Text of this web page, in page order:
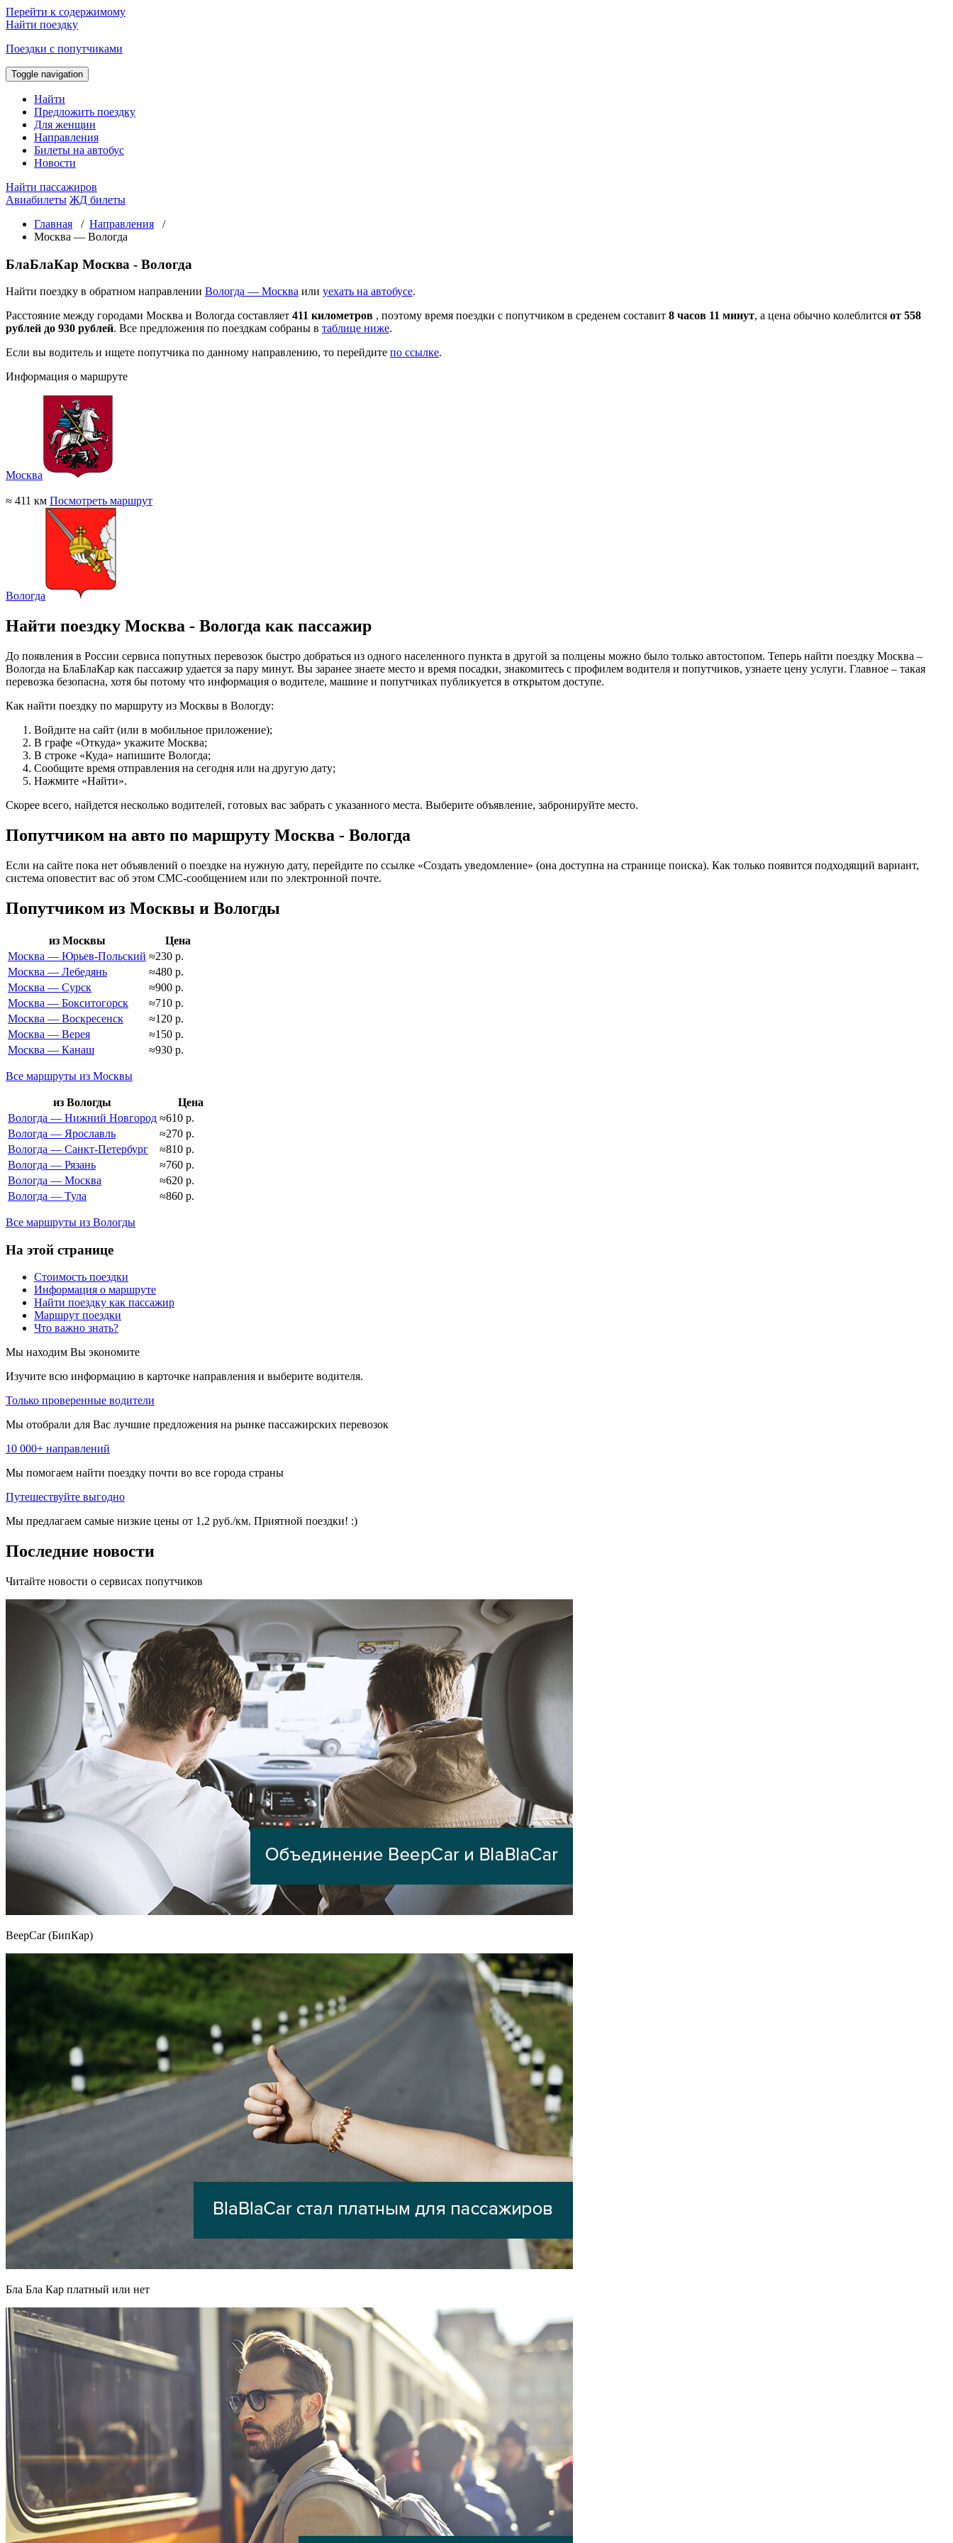
Перейти к содержимому
Найти поездку
Поездки с попутчиками
Toggle navigation
Найти
Предложить поездку
Для женщин
Направления
Билеты на автобус
Новости
Найти пассажиров
Авиабилеты ЖД билеты
Главная / Направления /
Москва — Вологда
БлаБлаКар Москва - Вологда
Найти поездку в обратном направлении Вологда — Москва или уехать на автобусе.
Расстояние между городами Москва и Вологда составляет 411 километров , поэтому время поездки с попутчиком в среденем составит 8 часов 11 минут, а цена обычно колеблится от 558
рублей до 930 рублей. Все предложения по поездкам собраны в таблице ниже.
Если вы водитель и ищете попутчика по данному направлению, то перейдите по ссылке.
Информация о маршруте
Москва
≈ 411 км Посмотреть маршрут
Вологда
Найти поездку Москва - Вологда как пассажир
До появления в России сервиса попутных перевозок быстро добраться из одного населенного пункта в другой за полцены можно было только автостопом. Теперь найти поездку Москва –
Вологда на БлаБлаКар как пассажир удается за пару минут. Вы заранее знаете место и время посадки, знакомитесь с профилем водителя и попутчиков, узнаете цену услуги. Главное – такая
перевозка безопасна, хотя бы потому что информация о водителе, машине и попутчиках публикуется в открытом доступе.
Как найти поездку по маршруту из Москвы в Вологду:
Войдите на сайт (или в мобильное приложение);
В графе «Откуда» укажите Москва;
В строке «Куда» напишите Вологда;
Сообщите время отправления на сегодня или на другую дату;
Нажмите «Найти».
Скорее всего, найдется несколько водителей, готовых вас забрать с указанного места. Выберите объявление, забронируйте место.
Попутчиком на авто по маршруту Москва - Вологда
Если на сайте пока нет объявлений о поездке на нужную дату, перейдите по ссылке «Создать уведомление» (она доступна на странице поиска). Как только появится подходящий вариант,
система оповестит вас об этом СМС-сообщением или по электронной почте.
Попутчиком из Москвы и Вологды
из Москвы
Цена
Москва — Юрьев-Польский ≈230 р.
Москва — Лебедянь
≈480 р.
Москва — Сурск
≈900 р.
Москва — Бокситогорск
≈710 р.
Москва — Воскресенск
≈120 р.
Москва — Верея
≈150 р.
Москва — Канаш
≈930 р.
Все маршруты из Москвы
из Вологды
Цена
Вологда — Нижний Новгород ≈610 р.
Вологда — Ярославль
≈270 р.
Вологда — Санкт-Петербург
≈810 р.
Вологда — Рязань
≈760 р.
Вологда — Москва
≈620 р.
Вологда — Тула
≈860 р.
Все маршруты из Вологды
На этой странице
Стоимость поездки
Информация о маршруте
Найти поездку как пассажир
Маршрут поездки
Что важно знать?
Мы находим Вы экономите
Изучите всю информацию в карточке направления и выберите водителя.
Только проверенные водители
Мы отобрали для Вас лучшие предложения на рынке пассажирских перевозок
10 000+ направлений
Мы помогаем найти поездку почти во все города страны
Путешествуйте выгодно
Мы предлагаем самые низкие цены от 1,2 руб./км. Приятной поездки! :)
Последние новости
Читайте новости о сервисах попутчиков
BeepCar (БипКар)
Бла Бла Кар платный или нет